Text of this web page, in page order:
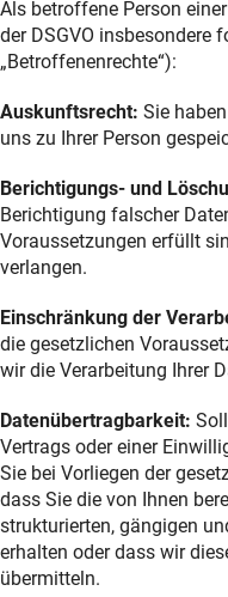
Als betroffene Person
der DSGVO insbesondere
„Betroffenenrechte“):
Auskunftsrecht: Sie
uns zu Ihrer Person
Berichtigungs- und
Berichtigung falscher
Voraussetzungen erfüllt
verlangen.
Einschränkung der
die gesetzlichen
wir die Verarbeitung Ihrer
Datenübertragbarkeit:
Vertrags oder einer
Sie bei Vorliegen der
dass Sie die von Ihnen
strukturierten, gängigen
erhalten oder dass wir
übermitteln.